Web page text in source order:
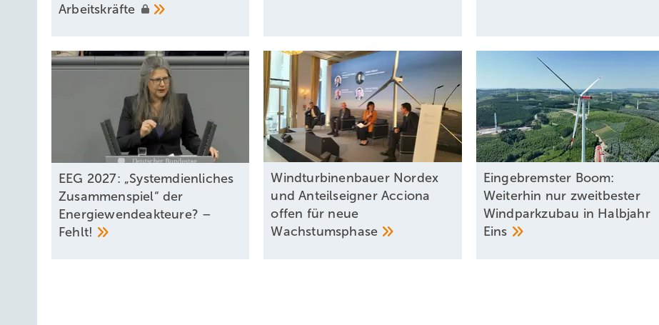
Arbeitskräfte
EEG 2027: „Systemdienliches
Zusammenspiel“ der
Energiewendeakteure? –
Fehlt!
Windturbinenbauer Nordex
und Anteilseigner Acciona
offen für neue
Wachstumsphase
Eingebremster Boom:
Weiterhin nur zweitbester
Windparkzubau in Halbjahr
Eins